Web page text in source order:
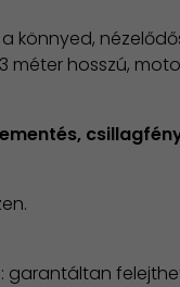
könnyed,
méter hosszú,